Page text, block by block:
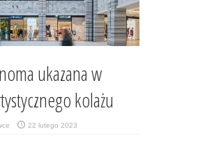
ukazana w
kolażu
22 lutego 2023